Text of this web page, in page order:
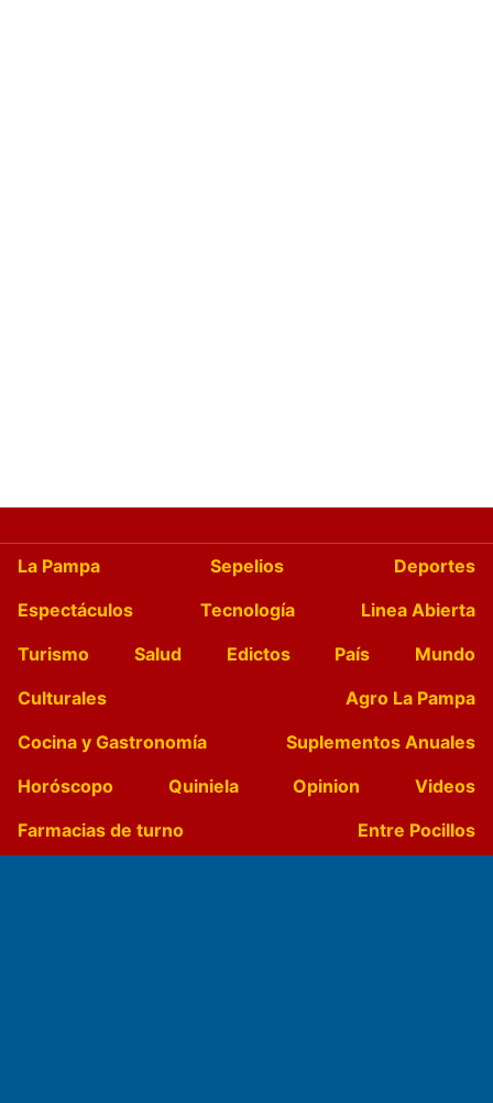
La Pampa Sepelios
Deportes
Espectáculos
Tecnología
Linea Abierta
Turismo
Salud Edictos País
Mundo
Culturales
Agro La Pampa
Cocina y Gastronomía
Suplementos Anuales
Horóscopo
Quiniela Opinion
Videos
Farmacias de turno
Entre Pocillos